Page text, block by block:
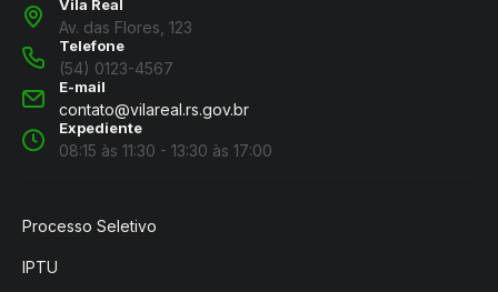
Vila Real
Av. das Flores, 123
Telefone
(54) 0123-4567
E-mail
contato@vilareal.rs.gov.br
Expediente
08:15 às 11:30 - 13:30 às 17:00
Processo Seletivo
IPTU